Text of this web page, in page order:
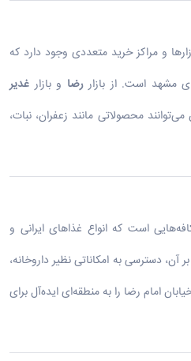
و مراکز خرید متعددی وجود دارد که
مشهد است. از بازاررضا و بازار غدیر
محصولاتی مانند زعفران، نبات،
است که انواع غذاهای ایرانی و
آن، دسترسی به امکاناتی نظیر داروخانه،
امام رضا را به منطقه‌ای ایده‌آل برای